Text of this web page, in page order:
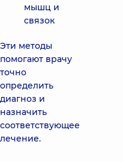
мышц и
связок
Эти методы
помогают врачу
точно
определить
диагноз и
назначить
соответствующее
лечение.